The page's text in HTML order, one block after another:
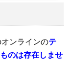
で共有できます。1. On
ソフトが提供している
ンラインのテ
のは存在しませ